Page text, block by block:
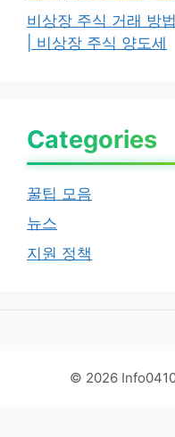
비상장 주식 거래 방
| 비상장 주식 양도세
Categories
꿀팁 모음
뉴스
지원 정책
© 2026